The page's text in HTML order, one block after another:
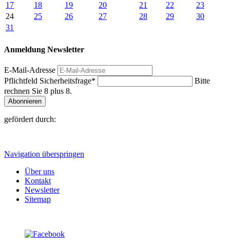
17
18 19 20 21 22
23
24
25 26 27 28 29
30
31
Anmeldung Newsletter
E-Mail-Adresse
Pflichtfeld Sicherheitsfrage*
Bitte
rechnen Sie 8 plus 8.
Abonnieren
gefördert durch:
Navigation überspringen
Über uns
Kontakt
Newsletter
Sitemap